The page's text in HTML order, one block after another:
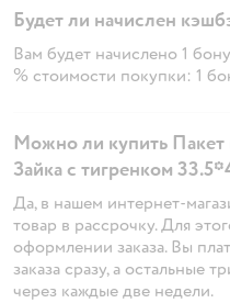
Будет ли начислен
Вам будет начислено 1
% стоимости покупки: 1
Можно ли купить
Зайка с тигренком
Да, в нашем интернет-
товар в рассрочку. Для
оформлении заказа. Вы
заказа сразу, а остальные
через каждые две недели.